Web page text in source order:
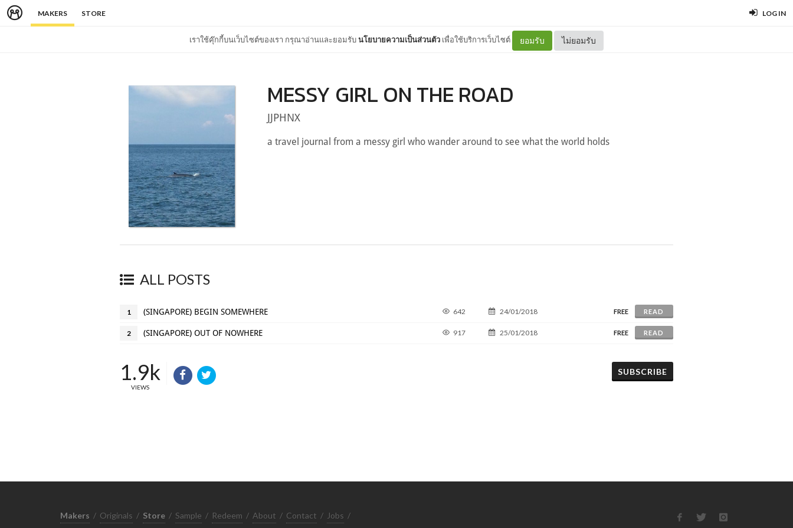
MAKERS STORE LOG IN
เราใช้คุ๊กกี้บนเว็บไซต์ของเรา กรุณาอ่านและยอมรับนโยบายความเป็นส่วนตัว เพื่อใช้บริการเว็บไซต์ ยอมรับ ไม่ยอมรับ
MESSY GIRL ON THE ROAD
JJPHNX
a travel journal from a messy girl who wander around to see what the world holds
ALL POSTS
1 (SINGAPORE) BEGIN SOMEWHERE 642 24/01/2018 FREE READ
2 (SINGAPORE) OUT OF NOWHERE 917 25/01/2018 FREE READ
1.9k
VIEWS
SUBSCRIBE
Makers / Originals / Store / Sample / Redeem / About / Contact / Jobs /